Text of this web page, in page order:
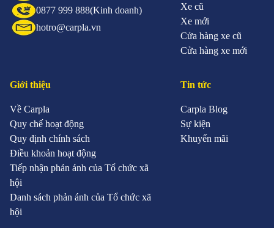
0877 999 888(Kinh doanh)
hotro@carpla.vn
Xe cũ
Xe mới
Cửa hàng xe cũ
Cửa hàng xe mới
Giới thiệu
Về Carpla
Quy chế hoạt động
Quy định chính sách
Điều khoản hoạt động
Tiếp nhận phản ánh của Tổ chức xã
hội
Danh sách phản ánh của Tổ chức xã
hội
Tin tức
Carpla Blog
Sự kiện
Khuyến mãi